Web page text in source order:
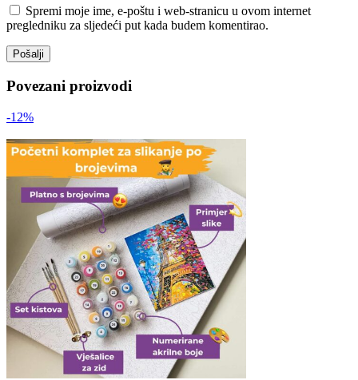
Spremi moje ime, e-poštu i web-stranicu u ovom internet
pregledniku za sljedeći put kada budem komentirao.
Povezani proizvodi
-12%